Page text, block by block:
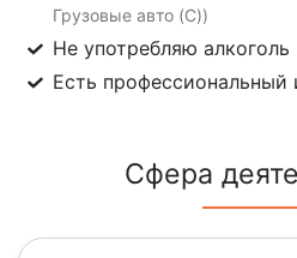
Грузовые авто (C))
Не употребляю
Есть профессиональный
Сфера